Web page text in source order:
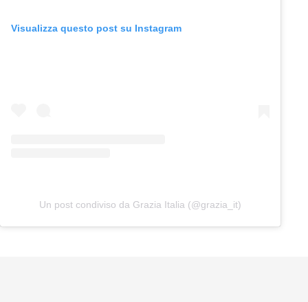
Visualizza questo post su Instagram
Un post condiviso da Grazia Italia (@grazia_it)